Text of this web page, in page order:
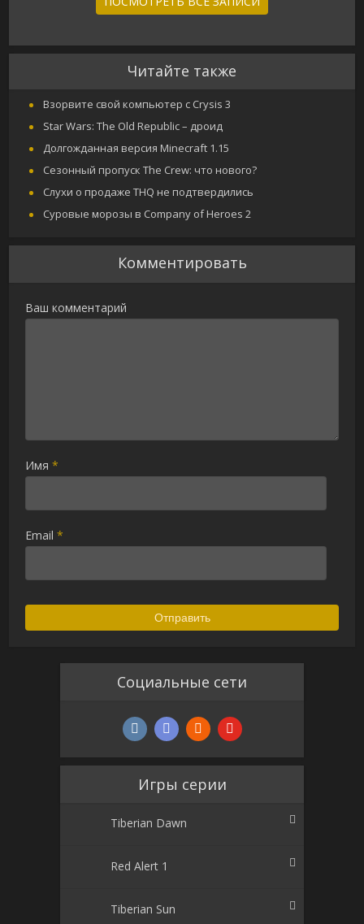
Читайте также
Взорвите свой компьютер с Crysis 3
Star Wars: The Old Republic – дроид
Долгожданная версия Minecraft 1.15
Сезонный пропуск The Crew: что нового?
Слухи о продаже THQ не подтвердились
Суровые морозы в Company of Heroes 2
Комментировать
Ваш комментарий
Имя*
Email*
Социальные сети
Игры серии
Tiberian Dawn
Red Alert 1
Tiberian Sun